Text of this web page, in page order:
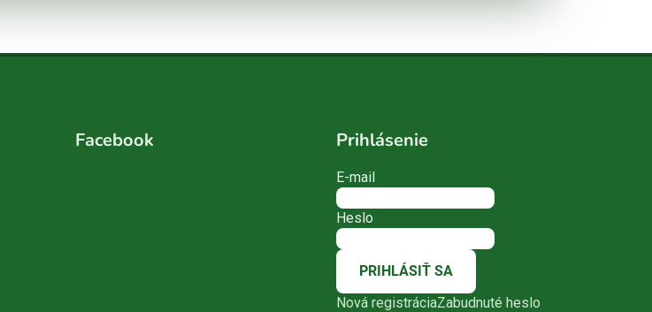
Facebook Prihlásenie
E-mail
Heslo
PRIHLÁSIŤ SA
Nová registráciaZabudnuté heslo